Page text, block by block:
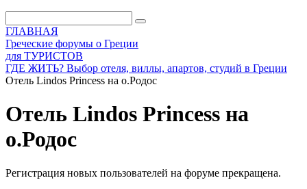
ГЛАВНАЯ
Греческие форумы о Греции
для ТУРИСТОВ
ГДЕ ЖИТЬ? Выбор отеля, виллы, апартов, студий в Греции
Отель Lindos Princess на о.Родос
Отель Lindos Princess на
о.Родос
Регистрация новых пользователей на форуме прекращена.